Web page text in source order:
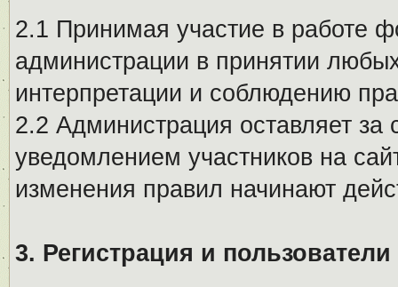
2.1 Принимая участие в работе
администрации в принятии
интерпретации и соблюдению
2.2 Администрация оставляет
уведомлением участников на
изменения правил начинают
3. Регистрация и пользователи